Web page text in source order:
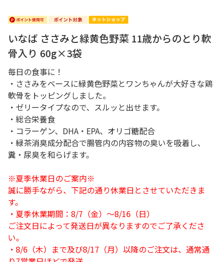
いなば ささみと緑黄色野菜 11歳からのとり軟
骨入り 60g×3袋
毎日の食事に！
・ささみをベースに緑黄色野菜とワンちゃんが大好きな鶏
軟骨をトッピングしました。
・ゼリータイプなので、スルッと出せます。
・総合栄養食
・コラーゲン、DHA・EPA、オリゴ糖配合
・緑茶消臭成分配合で腸管内の内容物の臭いを吸着し、
糞・尿臭を和らげます。
※夏季休業日のご案内※
誠に勝手ながら、下記の通り休業日とさせていただきま
す。
・夏季休業期間：8/7（金）～8/16（日）
ご注文日によって発送日が異なりますのでご了承くださ
い。
・8/6（木）まで及び8/17（月）以降のご注文は、通常通